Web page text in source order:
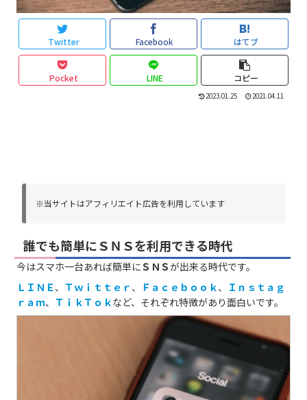
Twitter Facebook はてブ
Pocket LINE コピー
2023.01.25 2021.04.11
※当サイトはアフィリエイト広告を利用しています
誰でも簡単にＳＮＳを利用できる時代
今はスマホ一台あれば簡単にＳＮＳが出来る時代です。
ＬＩＮＥ、 Ｔｗｉｔｔｅｒ 、 Ｆａｃｅｂｏｏｋ、 Ｉｎｓｔａｇ
ｒａｍ、 ＴｉｋＴｏｋなど、それぞれ特徴があり面白いです。